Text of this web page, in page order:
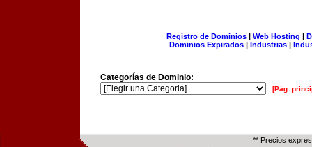
Registro de Dominios| Web Hosting |
Dominios Expirados | Industrias |
Categorías de Dominio:
[Pág.
** Precios